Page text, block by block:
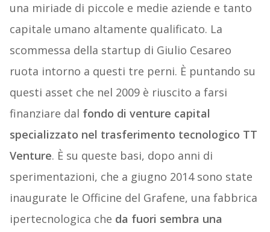
una miriade di piccole e medie aziende e tanto
capitale umano altamente qualificato. La
scommessa della startup di Giulio Cesareo
ruota intorno a questi tre perni. È puntando su
questi asset che nel 2009 è riuscito a farsi
finanziare dal fondo di venture capital
specializzato nel trasferimento tecnologico TT
Venture. È su queste basi, dopo anni di
sperimentazioni, che a giugno 2014 sono state
inaugurate le Officine del Grafene, una fabbrica
ipertecnologica che da fuori sembra una